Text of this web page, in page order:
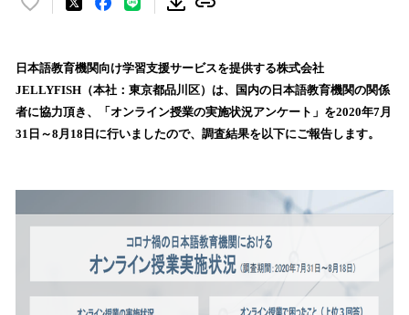
い
！
数
を
読
日本語教育機関向け学習支援サービスを提供する株式会社
JELLYFISH（本社：東京都品川区）は、国内の日本語教育機関の関係
者に協力頂き、「オンライン授業の実施状況アンケート」を2020年7月
31日～8月18日に行いましたので、調査結果を以下にご報告します。